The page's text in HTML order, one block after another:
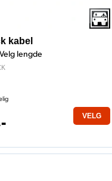
kabel
lengde
VELG